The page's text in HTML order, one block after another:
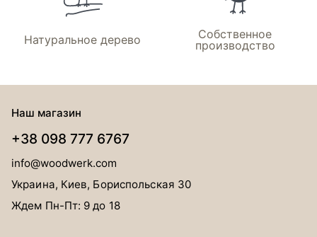
Натуральное дерево
Собственное
производство
Наш магазин
+38 098 777 6767
info@woodwerk.com
Украина, Киев, Бориспольская 30
Ждем Пн-Пт: 9 до 18